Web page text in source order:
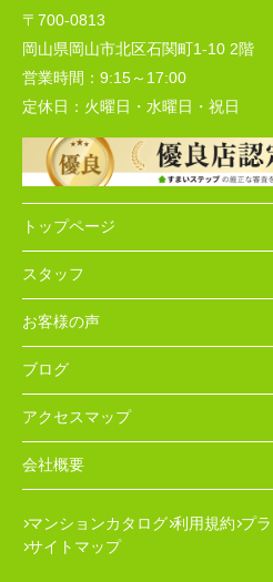
〒700-0813
岡山県岡山市北区石関町1-10 2階
営業時間： 9:15～17:00
定休日： 火曜日・水曜日・祝日
トップページ
スタッフ
お客様の声
ブログ
アクセスマップ
会社概要
マンションカタログ 利用規約 プ
サイトマップ